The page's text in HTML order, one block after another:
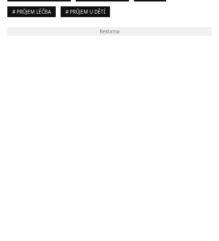
# PRŮJEM LÉČBA # PRŮJEM U DĚTÍ
Reklama